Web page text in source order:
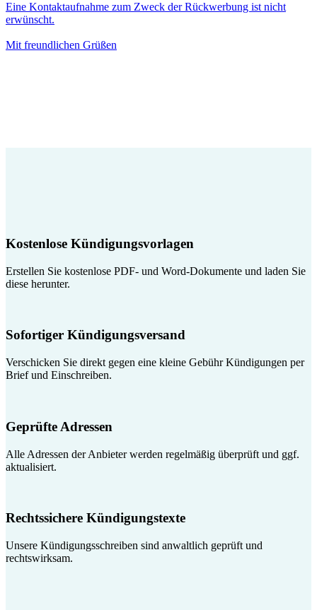
Eine Kontaktaufnahme zum Zweck der Rückwerbung ist nicht
erwünscht.
Mit freundlichen Grüßen
Kostenlose Kündigungsvorlagen
Erstellen Sie kostenlose PDF- und Word-Dokumente und laden Sie
diese herunter.
Sofortiger Kündigungsversand
Verschicken Sie direkt gegen eine kleine Gebühr Kündigungen per
Brief und Einschreiben.
Geprüfte Adressen
Alle Adressen der Anbieter werden regelmäßig überprüft und ggf.
aktualisiert.
Rechtssichere Kündigungstexte
Unsere Kündigungsschreiben sind anwaltlich geprüft und
rechtswirksam.